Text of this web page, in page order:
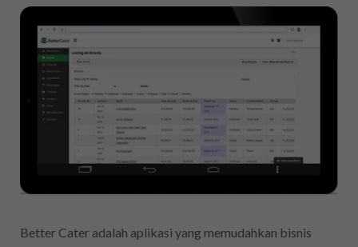
Better Cater adalah aplikasi yang memudahkan bisnis